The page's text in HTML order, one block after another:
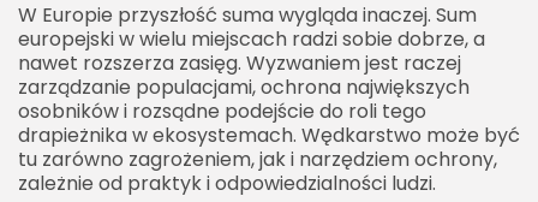
W Europie przyszłość suma wygląda inaczej. Sum
europejski w wielu miejscach radzi sobie dobrze, a
nawet rozszerza zasięg. Wyzwaniem jest raczej
zarządzanie populacjami, ochrona największych
osobników i rozsądne podejście do roli tego
drapieżnika w ekosystemach. Wędkarstwo może być
tu zarówno zagrożeniem, jak i narzędziem ochrony,
zależnie od praktyk i odpowiedzialności ludzi.